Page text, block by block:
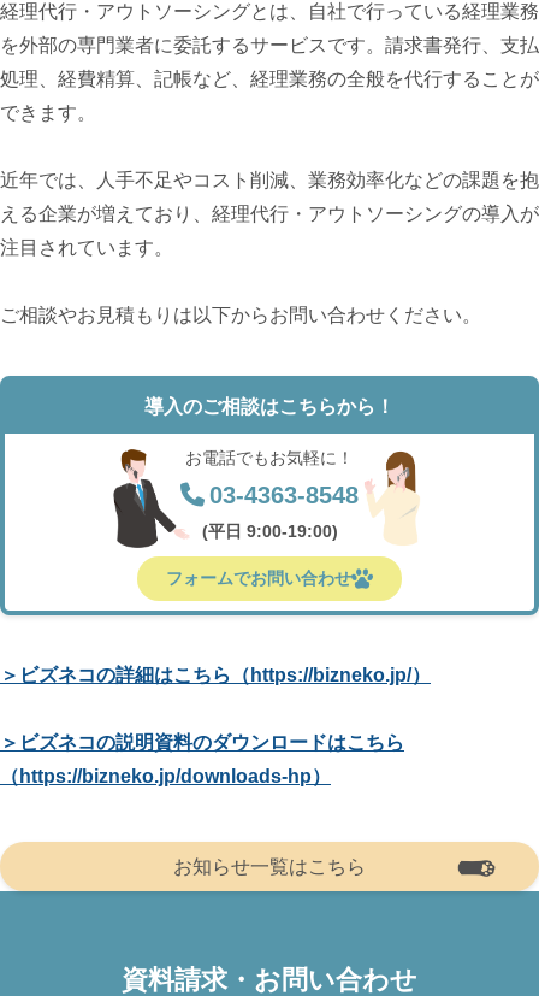
経理代行・アウトソーシングとは、自社で行っている経理業務
を外部の専門業者に委託するサービスです。請求書発行、支払
処理、経費精算、記帳など、経理業務の全般を代行することが
できます。
近年では、人手不足やコスト削減、業務効率化などの課題を抱
える企業が増えており、経理代行・アウトソーシングの導入が
注目されています。
ご相談やお見積もりは以下からお問い合わせください。
導入のご相談はこちらから！
お電話でもお気軽に！
03-4363-8548
(平日 9:00-19:00)
フォームでお問い合わせ
＞ビズネコの詳細はこちら（https://bizneko.jp/）
＞ビズネコの説明資料のダウンロードはこちら
（https://bizneko.jp/downloads-hp）
お知らせ一覧はこちら
資料請求・お問い合わせ